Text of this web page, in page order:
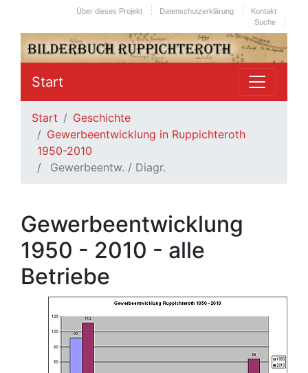
Kontakt
Datenschutzerklärung
Über dieses Projekt
Suche
Start
Start
Geschichte
Gewerbeentwicklung in Ruppichteroth
1950-2010
Gewerbeentw. / Diagr.
Gewerbeentwicklung
1950 - 2010 - alle
Betriebe